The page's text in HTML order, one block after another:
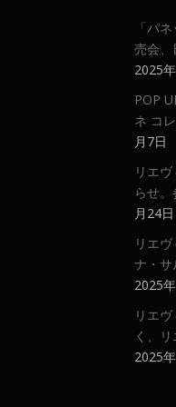
「パ
売会、
2025
POP
ネ コ
月7日
リエ
らせ
月24日
リエ
ナ・サ
2025
リエ
く、
2025